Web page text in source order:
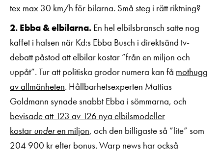
tex max 30 km/h för bilarna. Små steg i rätt riktning?
2. Ebba & elbilarna. En hel elbilsbransch satte nog
kaffet i halsen när Kd:s Ebba Busch i direktsänd tv-
debatt påstod att elbilar kostar ”från en miljon och
uppåt”. Tur att politiska grodor numera kan få mothugg
av allmänheten. Hållbarhetsexperten Mattias
Goldmann synade snabbt Ebba i sömmarna, och
bevisade att 123 av 126 nya elbilsmodeller
kostar underen miljon, och den billigaste så ”lite” som
204 900 kr efter bonus. Warp news har också